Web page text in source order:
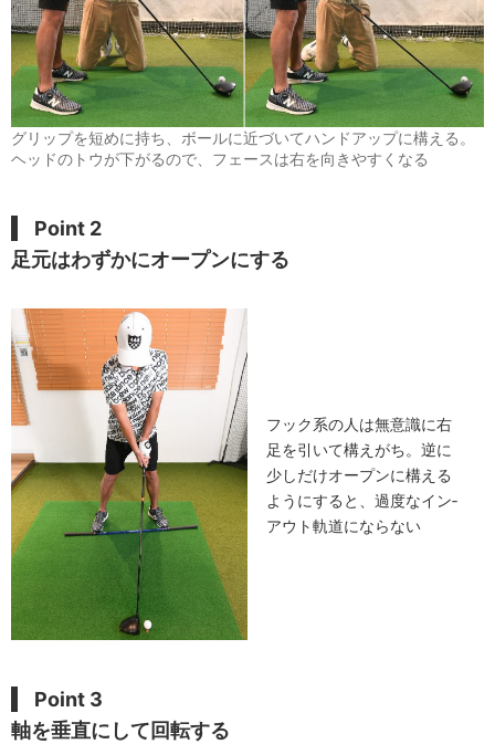
グリップを短めに持ち、ボールに近づいてハンドアップに構える。
ヘッドのトウが下がるので、フェースは右を向きやすくなる
Point 2
足元はわずかにオープンにする
フック系の人は無意識に右
足を引いて構えがち。逆に
少しだけオープンに構える
ようにすると、過度なイン‐
アウト軌道にならない
Point 3
軸を垂直にして回転する